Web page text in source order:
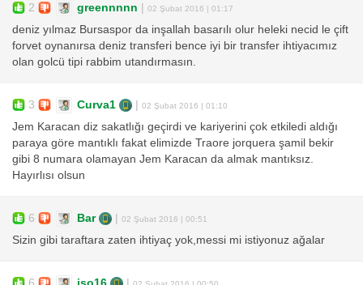
2 greennnnn 02 Şubat 2016 | 01:17
deniz yılmaz Bursaspor da inşallah basarılı olur heleki necid le çift
forvet oynanırsa deniz transferi bence iyi bir transfer ihtiyacımız
olan golcü tipi rabbim utandırmasın.
3 Curva1 02 Şubat 2016 | 01:10
Jem Karacan diz sakatlığı geçirdi ve kariyerini çok etkiledi aldığı
paraya göre mantıklı fakat elimizde Traore jorquera şamil bekir
gibi 8 numara olamayan Jem Karacan da almak mantıksız.
Hayırlısı olsun
6 Bar 02 Şubat 2016 | 00:51
Sizin gibi taraftara zaten ihtiyaç yok,messi mi istiyonuz ağalar